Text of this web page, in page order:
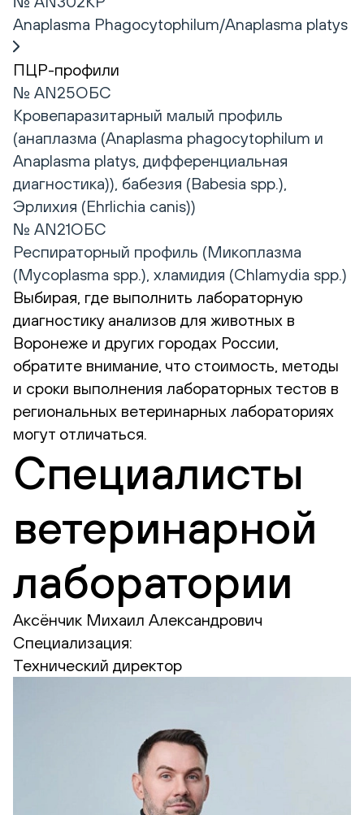
Anaplasma Phagocytophilum/Anaplasma platys
ПЦР-профили
№ AN25ОБС
Кровепаразитарный малый профиль
(анаплазма (Anaplasma phagocytophilum и
Anaplasma platys, дифференциальная
диагностика)), бабезия (Babesia spp.),
Эрлихия (Ehrlichia canis))
№ AN21ОБС
Респираторный профиль (Микоплазма
(Mycoplasma spp.), хламидия (Сhlamydia spp.)
Выбирая, где выполнить лабораторную
диагностику анализов для животных в
Воронеже и других городах России,
обратите внимание, что стоимость, методы
и сроки выполнения лабораторных тестов в
региональных ветеринарных лабораториях
могут отличаться.
Специалисты
ветеринарной
лаборатории
Аксёнчик Михаил Александрович
Специализация:
Технический директор